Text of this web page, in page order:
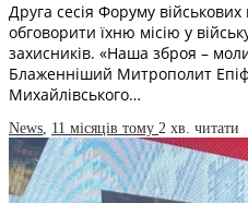
Друга сесія Форуму
обговорити їхню місію у
захисників. «Наша зброя –
Блаженніший Митрополит
Михайлівського…
News, 11 місяців тому 2 хв. читати